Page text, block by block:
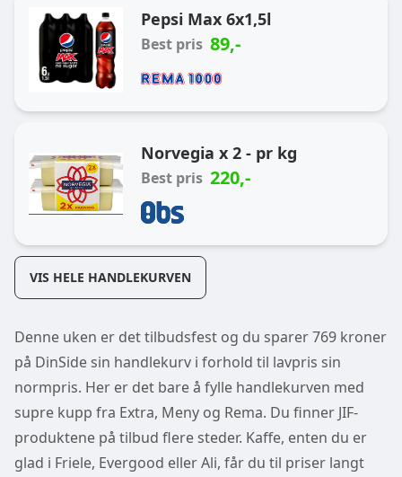
Pepsi Max 6x1,5l
Best pris 89,-
Norvegia x 2 - pr kg
Best pris 220,-
VIS HELE HANDLEKURVEN
Denne uken er det tilbudsfest og du sparer 769 kroner
på DinSide sin handlekurv i forhold til lavpris sin
normpris. Her er det bare å fylle handlekurven med
supre kupp fra Extra, Meny og Rema. Du finner JIF-
produktene på tilbud flere steder. Kaffe, enten du er
glad i Friele, Evergood eller Ali, får du til priser langt